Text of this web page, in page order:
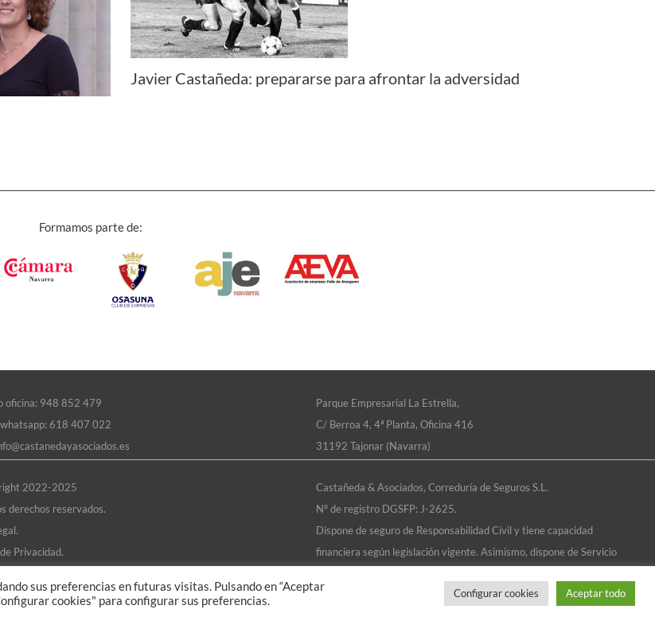
Javier Castañeda: prepararse para afrontar la adversidad
Formamos parte de:
oficina: 948 852 479
618 407 022
Parque Empresarial La Estrella,
C/ Berroa 4, 4ª Planta, Oficina 416
31192 Tajonar (Navarra)
2022-2025
derechos reservados.
Privacidad.
de Información Interna.
Castañeda & Asociados, Correduría de Seguros S.L.
Nº de registro DGSFP: J-2625.
Dispone de seguro de Responsabilidad Civil y tiene capacidad
financiera según legislación vigente. Asimismo, dispone de Servicio
sus preferencias en futuras visitas. Pulsando en “Aceptar
cookies" para configurar sus preferencias.
Configurar cookies Aceptar todo